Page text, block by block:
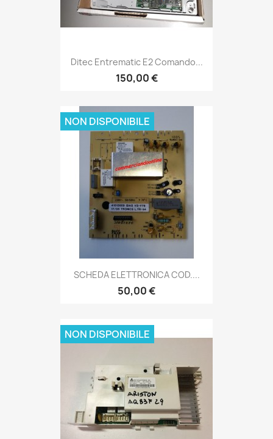
Ditec Entrematic E2 Comando...
150,00 €
SCHEDA ELETTRONICA COD....
50,00 €
NON DISPONIBILE
NON DISPONIBILE